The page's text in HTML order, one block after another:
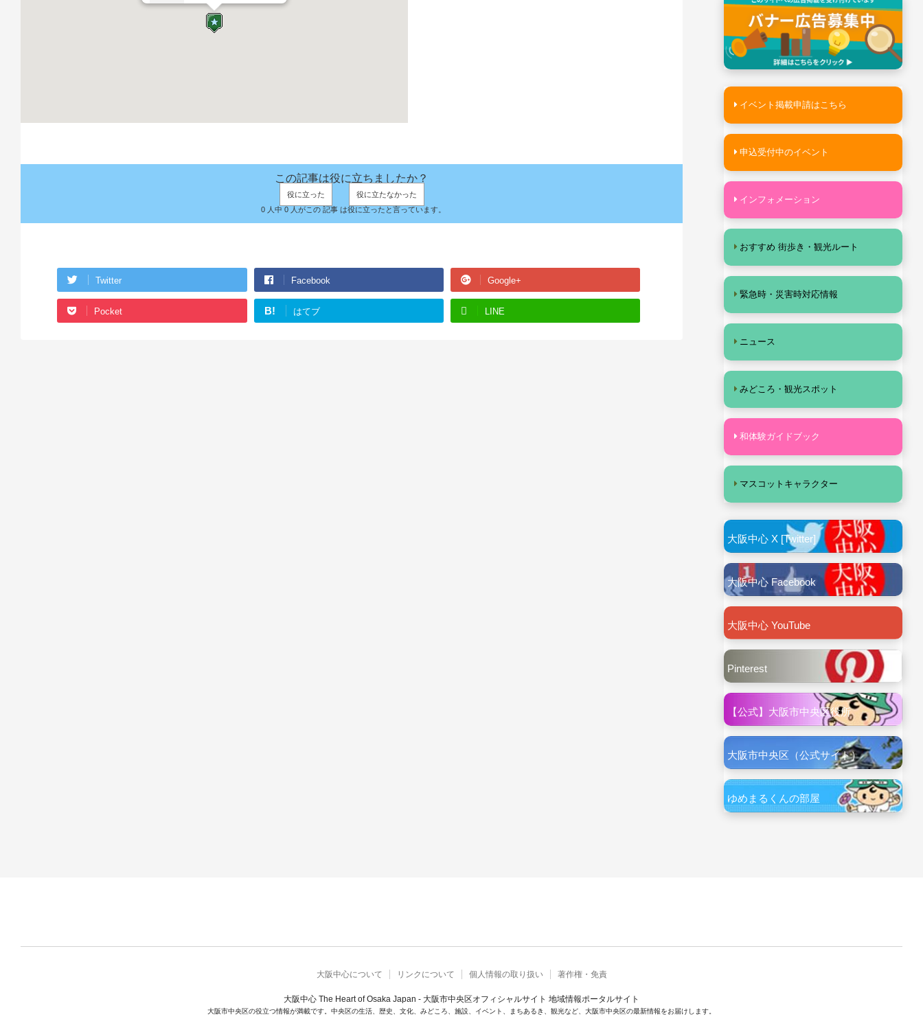
この記事は役に立ちましたか？
役に立った
役に立たなかった
0 人中 0 人がこの 記事 は役に立ったと言っています。
Twitter Facebook Google+
Pocket B! はてブ LINE
イベント掲載申請はこちら
申込受付中のイベント
インフォメーション
おすすめ 街歩き・観光ルート
緊急時・災害時対応情報
ニュース
みどころ・観光スポット
和体験ガイドブック
マスコットキャラクター
大阪中心 X [Twitter]
大阪中心 Facebook
大阪中心 YouTube
Pinterest
【公式】大阪市中央区役所
大阪市中央区（公式サイト）
ゆめまるくんの部屋
大阪中心について リンクについて 個人情報の取り扱い 著作権・免責
大阪中心 The Heart of Osaka Japan - 大阪市中央区オフィシャルサイト 地域情報ポータルサイト
大阪市中央区の役立つ情報が満載です。中央区の生活、歴史、文化、みどころ、施設、イベント、まちあるき、観光など、大阪市中央区の最新情報をお届けします。